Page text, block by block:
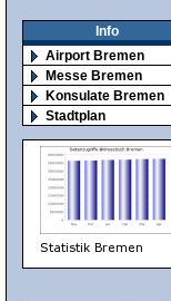
Info
Airport Bremen
Messe Bremen
Konsulate Bremen
Stadtplan